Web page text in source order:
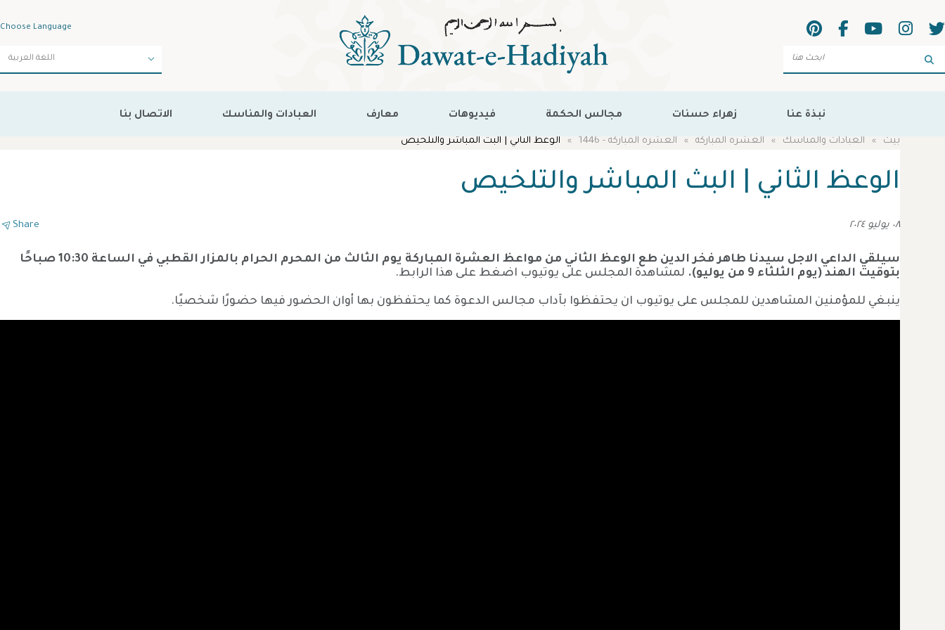
Choose Language
نبذة عنا زهراء حسنات مجالس الحكمة فيديوهات معارف العبادات والمناسك الاتصال بنا
بيت العبادات والمناسك العشرة المباركة العشرة المباركة - 1446 الوعظ الثاني | البث المباشر والتلخيص
الوعظ الثاني | البث المباشر والتلخيص
٠٨ يوليو ٢٠٢٤ Share
سيلقي الداعي الاجل سيدنا طاهر فخر الدين طع الوعظ الثاني من مواعظ العشرة المباركة يوم الثالث من المحرم الحرام بالمزار القطبي في الساعة 10:30 صباحًا
بتوقيت الهند (يوم الثلثاء 9 من يوليو).
لمشاهدة المجلس على يوتيوب اضغط على هذا الرابط.
ينبغي للمؤمنين المشاهدين للمجلس على يوتيوب ان يحتفظوا بآداب مجالس الدعوة كما يحتفظون بها أوان الحضور فيها حضورًا شخصيًا.